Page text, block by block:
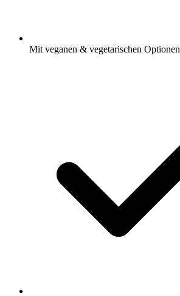
Mit veganen & vegetarischen Optionen